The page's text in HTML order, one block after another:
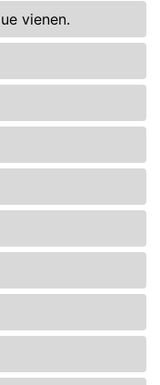
vienen.